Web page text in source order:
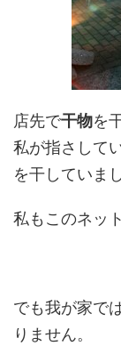
店先で干物を
私が指さして
を干していま
私もこのネッ
でも我が家で
りません。